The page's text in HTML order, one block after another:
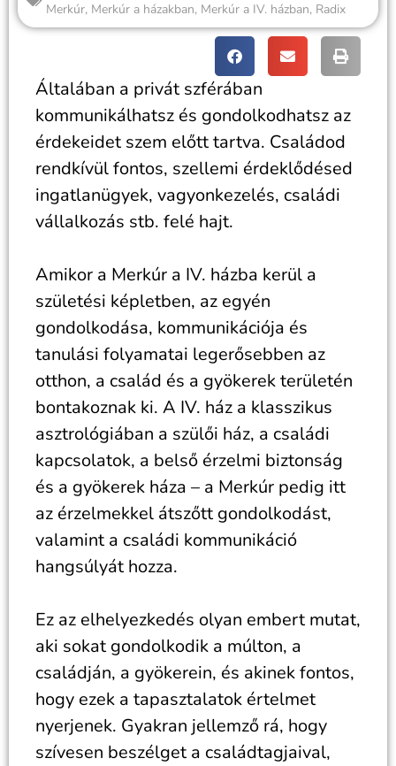
Merkúr, Merkúr a házakban, Merkúr a IV. házban, Radix
Általában a privát szférában
kommunikálhatsz és gondolkodhatsz az
érdekeidet szem előtt tartva. Családod
rendkívül fontos, szellemi érdeklődésed
ingatlanügyek, vagyonkezelés, családi
vállalkozás stb. felé hajt.
Amikor a Merkúr a IV. házba kerül a
születési képletben, az egyén
gondolkodása, kommunikációja és
tanulási folyamatai legerősebben az
otthon, a család és a gyökerek területén
bontakoznak ki. A IV. ház a klasszikus
asztrológiában a szülői ház, a családi
kapcsolatok, a belső érzelmi biztonság
és a gyökerek háza – a Merkúr pedig itt
az érzelmekkel átszőtt gondolkodást,
valamint a családi kommunikáció
hangsúlyát hozza.
Ez az elhelyezkedés olyan embert mutat,
aki sokat gondolkodik a múlton, a
családján, a gyökerein, és akinek fontos,
hogy ezek a tapasztalatok értelmet
nyerjenek. Gyakran jellemző rá, hogy
szívesen beszélget a családtagjaival,